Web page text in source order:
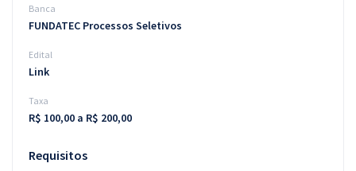
Banca
FUNDATEC Processos Seletivos
Edital
Link
Taxa
R$ 100,00 a R$ 200,00
Requisitos